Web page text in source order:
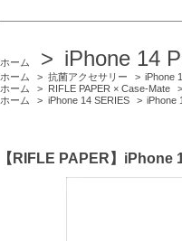
ホーム > iPhone 14
ホーム > 抗菌アクセサリー > iPhone
ホーム
> RIFLE PAPER × Case-Mate >
ホーム
> iPhone 14 SERIES > iPhone
【RIFLE PAPER】